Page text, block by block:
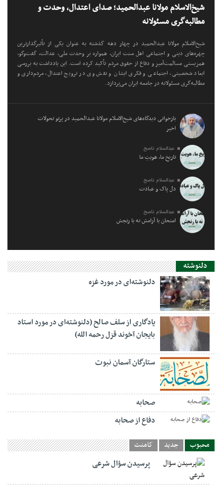
شیخ‌الاسلام مولانا عبدالحمید؛ صدای اعتدال، وحدت و
مطالبه‌گری مسئولانه
شیخ‌الاسلام مولانا عبدالحمید در چهار دهه گذشته به عنوان یکی از تأثیرگذارترین
چهره‌های دینی و اجتماعی اهل سنت ایران، همواره بر وحدت ملی، عدالت، گفت‌وگو،
همزیستی مسالمت‌آمیز و دفاع از حقوق مردم تأکید کرده است. این یادداشت به بررسی
ابعاد شخصیتی، اجتماعی و فکری ایشان و نقش وی در ترویج اعتدال، مردم‌داری و
مطالبه‌گری مسئولانه در جامعه ایران می‌پردازد.
بازخوانی دیدگاه‌های شیخ‌الاسلام مولانا عبدالحمید در پرتو تحولات
اخیر
عبدالسلام ناصح
تاریخِ ما، هویتِ ما
عبدالسلام ناصح
دل پاک و عبادت
عبدالسلام ناصح
امتحان با آرامش نه با رنجش
دلنوشته
دلنوشته‌ای در مورد غزه
یادگاری از سلف صالح (دلنوشته‌ای در مورد استاد
بایجان آخوند قزل رحمه الله)
ستارگان آسمان نبوت
صحابه
دفاع از صحابه
محبوب جدید کامنت
پرسیدن سؤال شرعی